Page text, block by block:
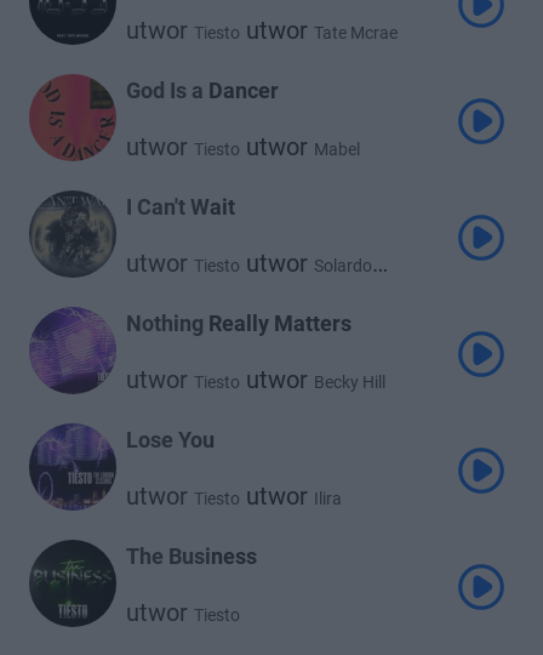
utwor Tiesto utwor Tate Mcrae
God Is a Dancer
utwor Tiesto utwor Mabel
I Can't Wait
utwor Tiesto utwor Solardo
Nothing Really Matters
utwor Tiesto utwor Becky Hill
Lose You
utwor Tiesto utwor Ilira
The Business
utwor Tiesto